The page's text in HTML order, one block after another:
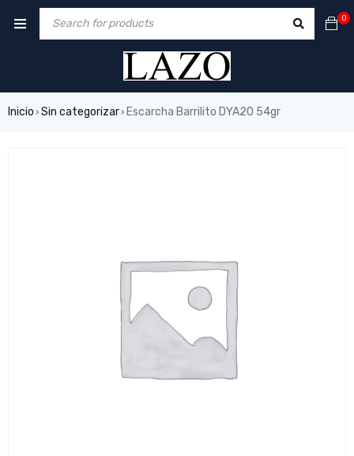
0
Inicio › Sin categorizar› Escarcha Barrilito DYA20 54gr